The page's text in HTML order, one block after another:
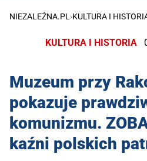
NIEZALEŻNA.PL ›KULTURA I
KULTURA I HISTORIA
Muzeum przy
pokazuje
komunizmu.
kaźni polskich